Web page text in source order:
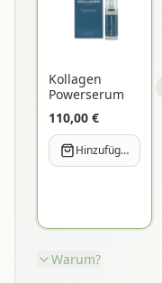
Kollagen
Powerserum
110,00 €
Hinzufügen
Warum?